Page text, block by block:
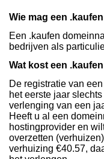
Wie mag een
Een .kaufen
bedrijven als
Wat kost een
De registratie van
het eerste jaar
verlenging van een
Heeft u al een
hostingprovider en
overzetten
verhuizing €40.57,